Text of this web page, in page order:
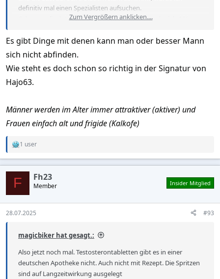
definitiv mal einen Spezialisten aufsuchen.
Oder man findet sich damit ab. Gibt ja sicher auch viele Männer
ist und ihnen auch ohne Sex nichts fehlt. Aber wahrscheinlich
nicht die, die hier im Forum aktiv sind.:)
Zum Vergrößern anklicken....
Es gibt Dinge mit denen kann man oder besser Mann
sich nicht abfinden.
Wie steht es doch schon so richtig in der Signatur von
Hajo63.
Männer werden im Alter immer attraktiver (aktiver) und
Frauen einfach alt und frigide (Kalkofe)
R
c
o
n
s
:
1 user
F Fh23
Member Insider Mitglied
28.07.2025 #93
magicbiker hat gesagt.:
Also jetzt noch mal. Testosterontabletten gibt es in einer
deutschen Apotheke nicht. Auch nicht mit Rezept. Die Spritzen
sind auf Langzeitwirkung ausgelegt